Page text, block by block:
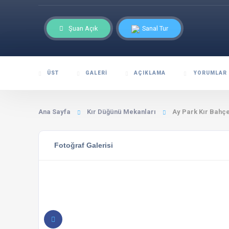
Şuan Açık Sanal Tur
ÜST GALERI AÇIKLAMA YORUMLAR
Ana Sayfa Kır Düğünü Mekanları Ay Park Kır
Fotoğraf Galerisi